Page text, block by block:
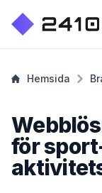
Hemsida
för